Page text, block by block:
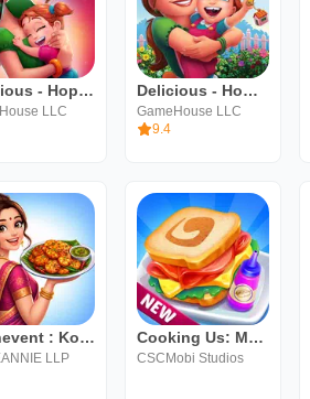
Delicious - Hopes and Fears
LLC
Delicious - Home Sweet Home
GameHouse LLC
9.4
Kochevent : Kochspiele
LLP
Cooking Us: Master Chef
CSCMobi Studios